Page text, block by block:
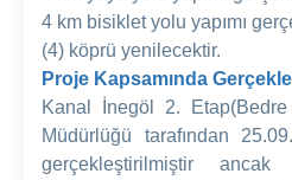
4 km bisiklet yolu yapımı
(4) köprü yenilecektir.
Proje Kapsamında
Kanal İnegöl 2.
Müdürlüğü tarafından
gerçekleştirilmiştir ancak